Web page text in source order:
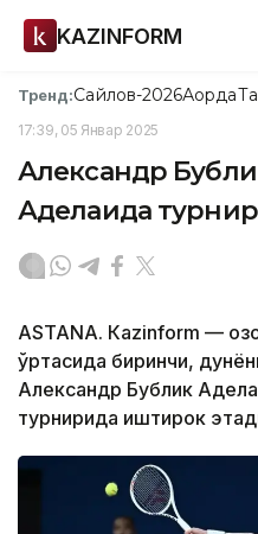
KAZINFORM
Тренд:Сайлов-2026Ақорда
17:39, 05 Январ 2025
Александр
Аделаида
ASTANА. Кazinform —
ўртасида биринчи,
Александр Бублик
турнирида иштирок